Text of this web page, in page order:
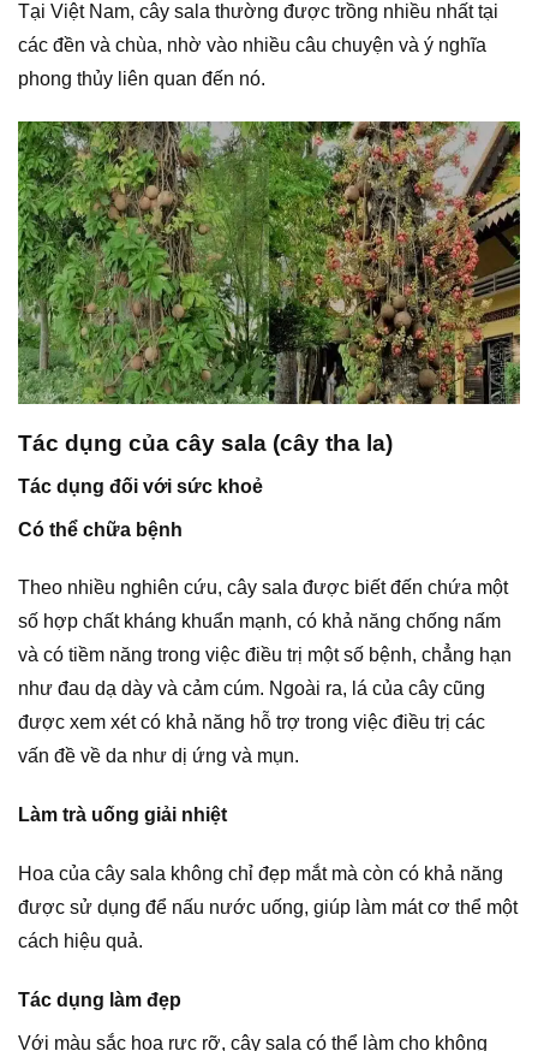
Tại Việt Nam, cây sala thường được trồng nhiều nhất tại
các đền và chùa, nhờ vào nhiều câu chuyện và ý nghĩa
phong thủy liên quan đến nó.
Tác dụng của cây sala (cây tha la)
Tác dụng đối với sức khoẻ
Có thể chữa bệnh
Theo nhiều nghiên cứu, cây sala được biết đến chứa một
số hợp chất kháng khuẩn mạnh, có khả năng chống nấm
và có tiềm năng trong việc điều trị một số bệnh, chẳng hạn
như đau dạ dày và cảm cúm. Ngoài ra, lá của cây cũng
được xem xét có khả năng hỗ trợ trong việc điều trị các
vấn đề về da như dị ứng và mụn.
Làm trà uống giải nhiệt
Hoa của cây sala không chỉ đẹp mắt mà còn có khả năng
được sử dụng để nấu nước uống, giúp làm mát cơ thể một
cách hiệu quả.
Tác dụng làm đẹp
Với màu sắc hoa rực rỡ, cây sala có thể làm cho không